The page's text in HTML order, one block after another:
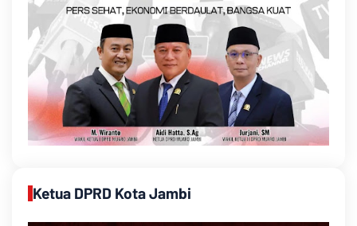
Ketua DPRD Kota Jambi